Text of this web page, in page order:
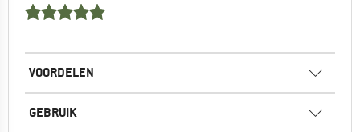
VOORDELEN
GEBRUIK